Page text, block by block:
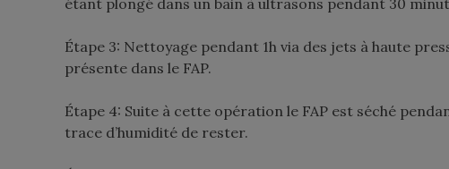
étant plongé dans un bain à ultrasons pendant 30
Étape 3: Nettoyage pendant 1h via des jets à haute
présente dans le FAP.
Étape 4: Suite à cette opération le FAP est séché
trace d’humidité de rester.